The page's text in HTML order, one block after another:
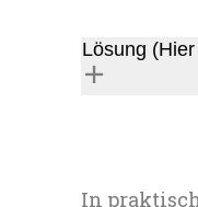
Lösung
In